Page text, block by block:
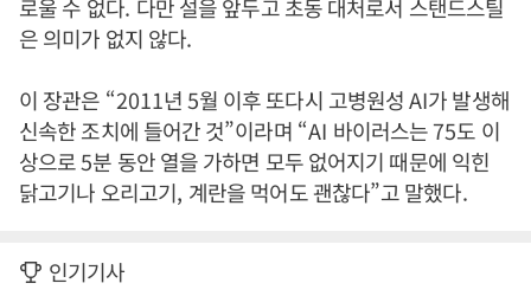
로울 수 없다. 다만 설을 앞두고 초동 대처로서 스탠드스틸
은 의미가 없지 않다.
이 장관은 “2011년5월 이후 또다시 고병원성AI가 발생해
신속한 조치에 들어간 것”이라며 “AI 바이러스는75도 이
상으로5분 동안 열을 가하면 모두 없어지기 때문에 익힌
닭고기나 오리고기, 계란을 먹어도 괜찮다”고 말했다.
인기기사